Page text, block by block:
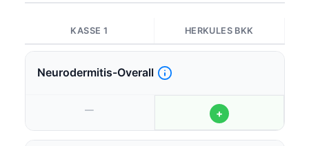
KASSE 1 HERKULES BKK
Neurodermitis-Overall
— +